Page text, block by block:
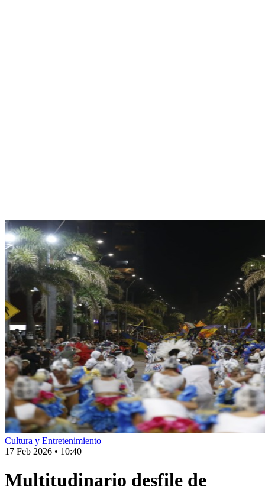
Cultura y Entretenimiento
17 Feb 2026 • 10:40
Multitudinario desfile de